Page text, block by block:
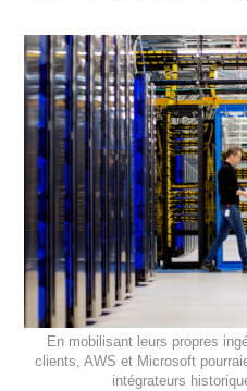
En mobilisant leurs propres
clients, AWS et Microsoft
intégrateurs